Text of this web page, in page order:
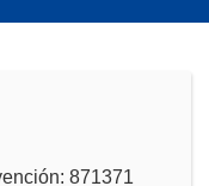
871371